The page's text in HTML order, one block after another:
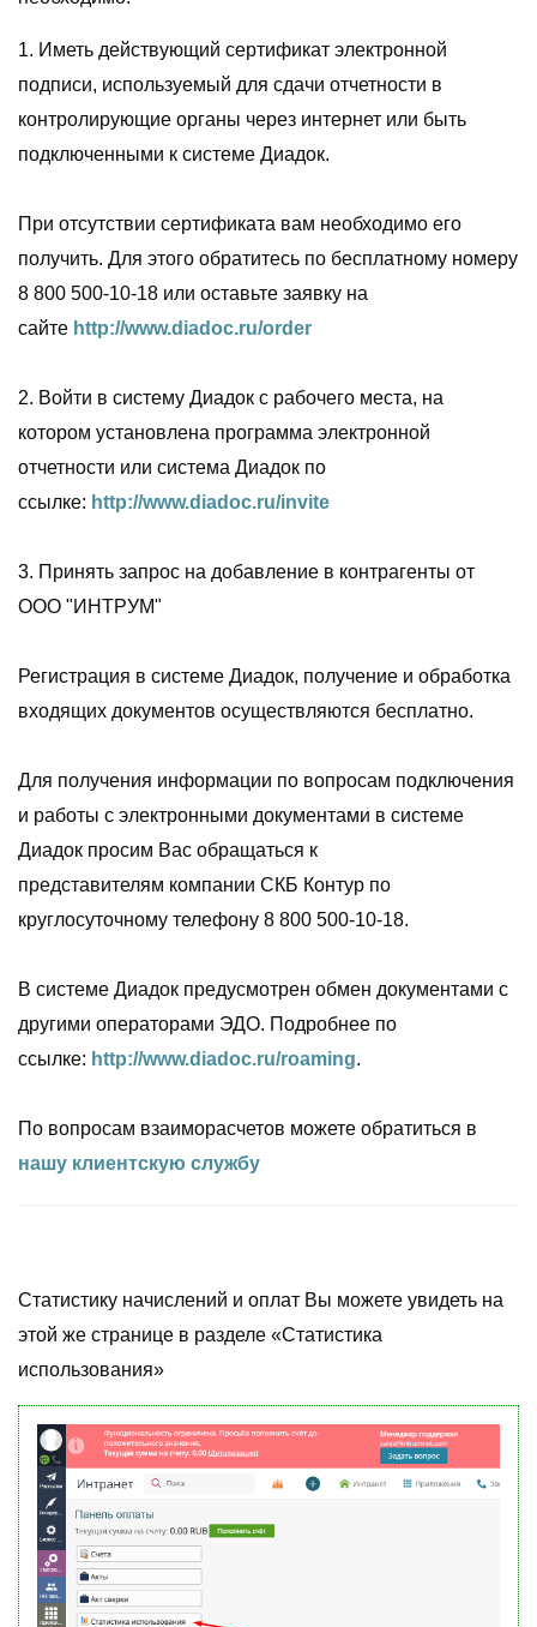
1. Иметь действующий сертификат электронной
подписи, используемый для сдачи отчетности в
контролирующие органы через интернет или быть
подключенными к системе Диадок.
При отсутствии сертификата вам необходимо его
получить. Для этого обратитесь по бесплатному номеру
8 800 500-10-18 или оставьте заявку на
сайте http://www.diadoc.ru/order
2. Войти в систему Диадок с рабочего места, на
котором установлена программа электронной
отчетности или система Диадок по
ссылке: http://www.diadoc.ru/invite
3. Принять запрос на добавление в контрагенты от
ООО "ИНТРУМ"
Регистрация в системе Диадок, получение и обработка
входящих документов осуществляются бесплатно.
Для получения информации по вопросам подключения
и работы с электронными документами в системе
Диадок просим Вас обращаться к
представителям компании СКБ Контур по
круглосуточному телефону 8 800 500-10-18.
В системе Диадок предусмотрен обмен документами с
другими операторами ЭДО. Подробнее по
ссылке: http://www.diadoc.ru/roaming.
По вопросам взаиморасчетов можете обратиться в
нашу клиентскую службу
Статистику начислений и оплат Вы можете увидеть на
этой же странице в разделе «Статистика
использования»